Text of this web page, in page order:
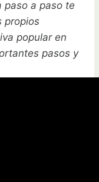
paso a paso te
propios
popular en
pasos y